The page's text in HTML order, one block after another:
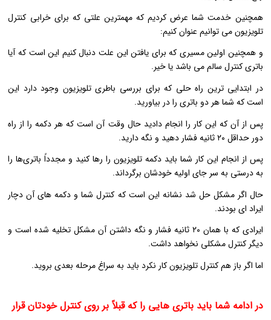
همچنین خدمت شما عرض کردیم که مهمترین علتی که برای خرابی کنترل
تلویزیون می توانیم عنوان کنیم:
و همچنین اولین مسیری که برای یافتن این علت دنبال کنیم این است که آیا
باتری کنترل سالم می باشد یا خیر.
در ابتدایی ترین راه حلی که برای بررسی باطری تلویزیون وجود دارد این
است که شما هر دو باتری را در بیاورید.
پس از آن که این کار را انجام دادید حال وقت آن است که هر دکمه را از راه
دور حداقل ۲۰ ثانیه فشار دهید و نگه دارید.
پس از انجام این کار شما باید دکمه تلویزیون را رها کنید و مجدداً باتری‌ها را
به درستی به سر جای اولیه خودشان برگرداند.
حال اگر مشکل حل شد نشانه این است که کنترل شما و دکمه های آن دچار
ایراد ای بودند.
ایرادی که با همان ۲۰ ثانیه فشار و نگه داشتن آن مشکل تخلیه شده است و
دیگر کنترل مشکلی نخواهد داشت.
اما اگر باز هم کنترل تلویزیون کار نکرد باید به سراغ مرحله بعدی بروید.
در ادامه شما باید باتری هایی را که قبلاً بر روی کنترل خودتان قرار